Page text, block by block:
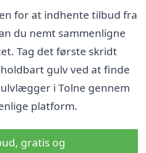
for at indhente tilbud fra
du nemt sammenligne
Tag det første skridt
gulv ved at finde
i Tolne gennem
platform.
gratis og